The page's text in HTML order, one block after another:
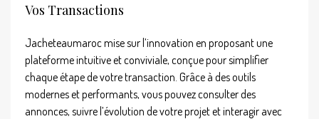
Vos Transactions
Jacheteaumaroc mise sur l’innovation en proposant une
plateforme intuitive et conviviale, conçue pour simplifier
chaque étape de votre transaction. Grâce à des outils
modernes et performants, vous pouvez consulter des
annonces, suivre l’évolution de votre projet et interagir avec